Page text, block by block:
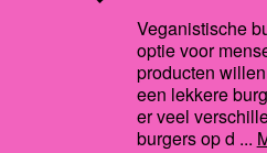
Veganistische
optie voor
producten
een lekkere
er veel
burgers op d ...